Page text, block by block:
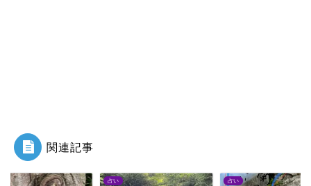
関連記事
占い 占い